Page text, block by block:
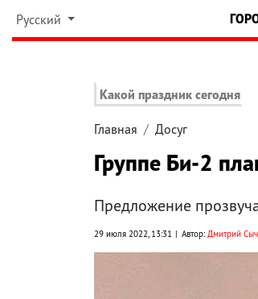
Русский
Какой праздник сегодня
Главная Досуг
Группе Би-2
Предложение
29 июля 2022, 13:31 Автор:Дмитрий Сыч